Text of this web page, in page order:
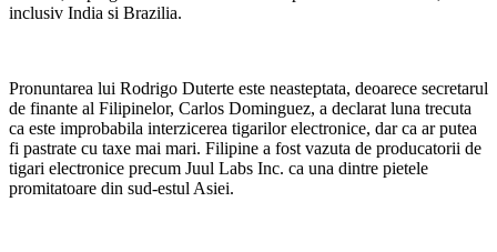
inclusiv India si Brazilia.
Pronuntarea lui Rodrigo Duterte este neasteptata, deoarece secretarul
de finante al Filipinelor, Carlos Dominguez, a declarat luna trecuta
ca este improbabila interzicerea tigarilor electronice, dar ca ar putea
fi pastrate cu taxe mai mari. Filipine a fost vazuta de producatorii de
tigari electronice precum Juul Labs Inc. ca una dintre pietele
promitatoare din sud-estul Asiei.